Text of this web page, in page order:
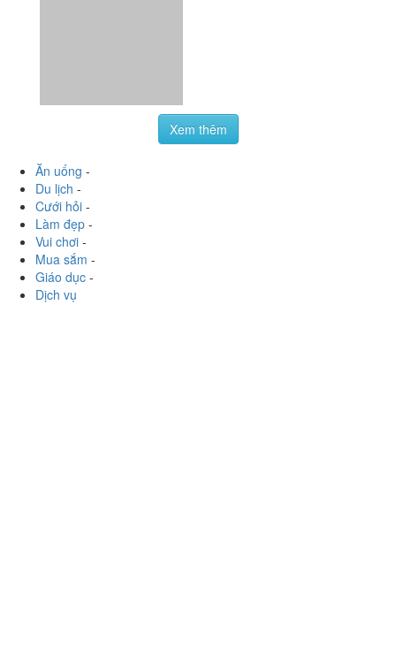
Xem thêm
Ăn uống -
Du lịch -
Cưới hỏi -
Làm đẹp -
Vui chơi -
Mua sắm -
Giáo dục -
Dịch vụ